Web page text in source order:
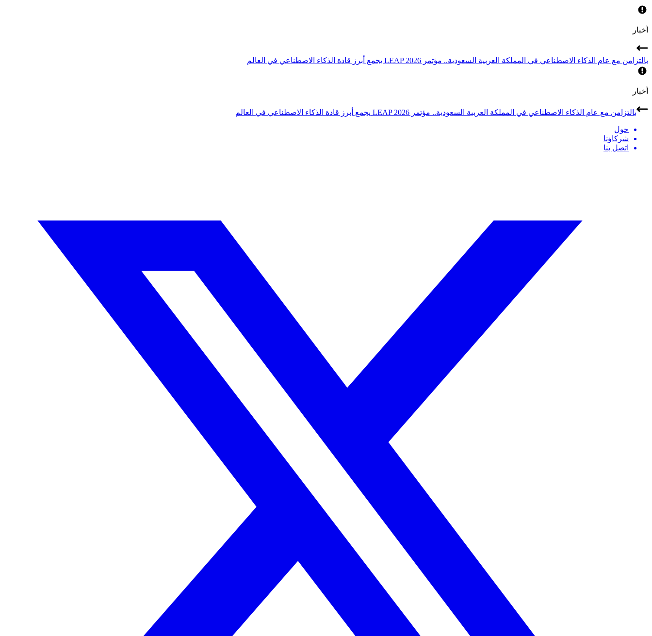
أخبار
بالتزامن مع عام الذكاء الاصطناعي في المملكة العربية السعودية.. مؤتمر LEAP 2026 يجمع أبرز قادة الذكاء الاصطناعي في العالم
أخبار
بالتزامن مع عام الذكاء الاصطناعي في المملكة العربية السعودية.. مؤتمر LEAP 2026 يجمع أبرز قادة الذكاء الاصطناعي في العالم
حول
شركاؤنا
اتصل بنا